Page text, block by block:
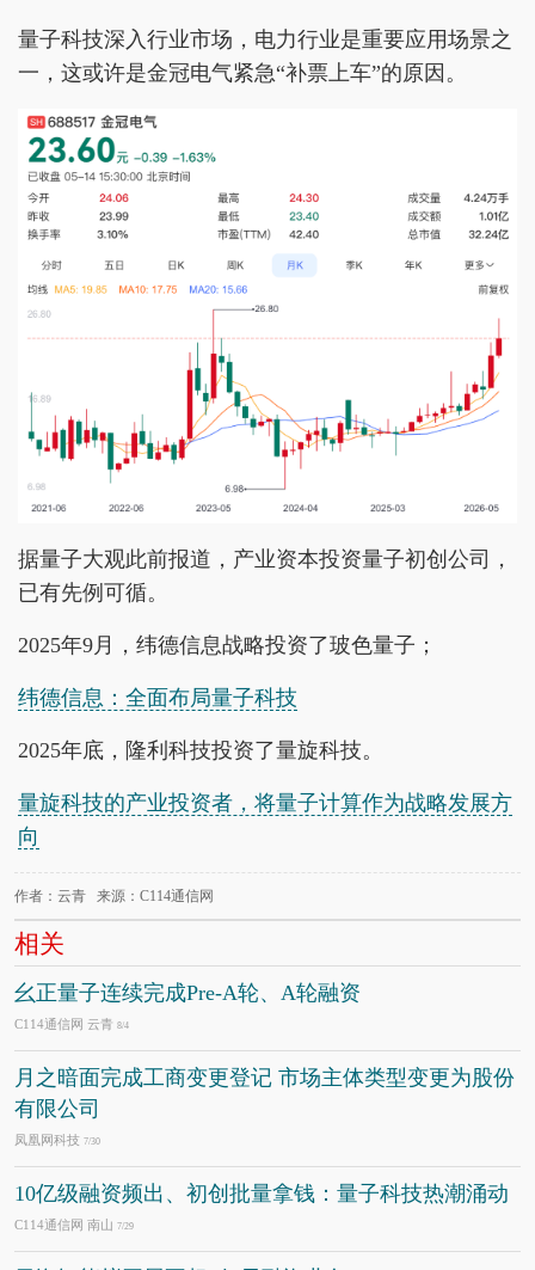
量子科技深入行业市场，电力行业是重要应用场景之
一，这或许是金冠电气紧急“补票上车”的原因。
据量子大观此前报道，产业资本投资量子初创公司，
已有先例可循。
2025年9月，纬德信息战略投资了玻色量子；
纬德信息：全面布局量子科技
2025年底，隆利科技投资了量旋科技。
量旋科技的产业投资者，将量子计算作为战略发展方
向
作者：云青 来源：C114通信网
相关
幺正量子连续完成Pre-A轮、A轮融资
C114通信网 云青 8/4
月之暗面完成工商变更登记 市场主体类型变更为股份
有限公司
凤凰网科技 7/30
10亿级融资频出、初创批量拿钱：量子科技热潮涌动
C114通信网 南山 7/29